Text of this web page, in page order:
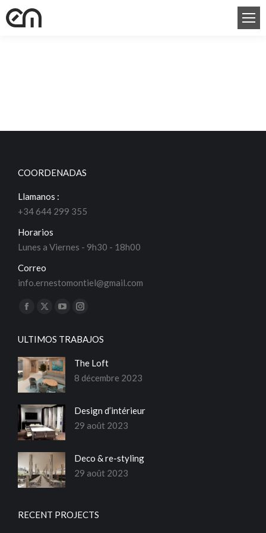
COORDENADAS
Llamanos :
+34 644 299 355
Horarios
Lunes a Viernes - 9h30 - 18h00
Correo
info.ernestomontiel@gmail.com
Trouvez nous sur :
Facebook
s'ouvre
dans
une
nouvelle
fenêtre
X
s'ouvre
dans
une
nouvelle
fenêtre
YouTube
s'ouvre
dans
une
nouvelle
fenêtre
La
Instagram
s'ouvre
dans
nouvelle
fenêtre
ULTIMOS TRABAJOS
The Loft
8 décembre 2023
Design d’intérieur
29 août 2023
Deco & re-styling
29 août 2023
RECENT PROJECTS